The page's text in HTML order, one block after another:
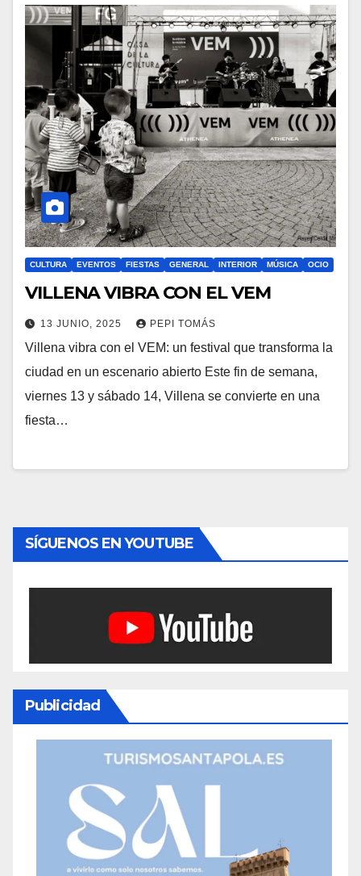
CULTURA EVENTOS FIESTAS GENERAL INTERIOR MÚSICA OCIO
VILLENA VIBRA CON EL VEM
13 JUNIO, 2025 PEPI TOMÁS
Villena vibra con el VEM: un festival que transforma la
ciudad en un escenario abierto Este fin de semana,
viernes 13 y sábado 14, Villena se convierte en una
fiesta…
SÍGUENOS EN YOUTUBE
Publicidad